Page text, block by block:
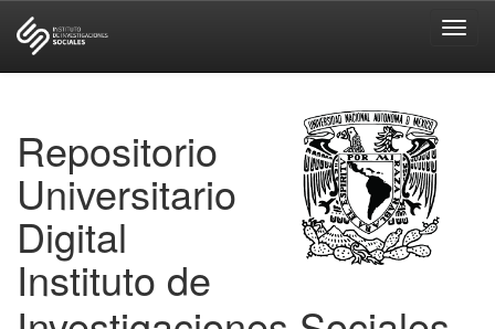
Repositorio
Universitario
Digital
Instituto de